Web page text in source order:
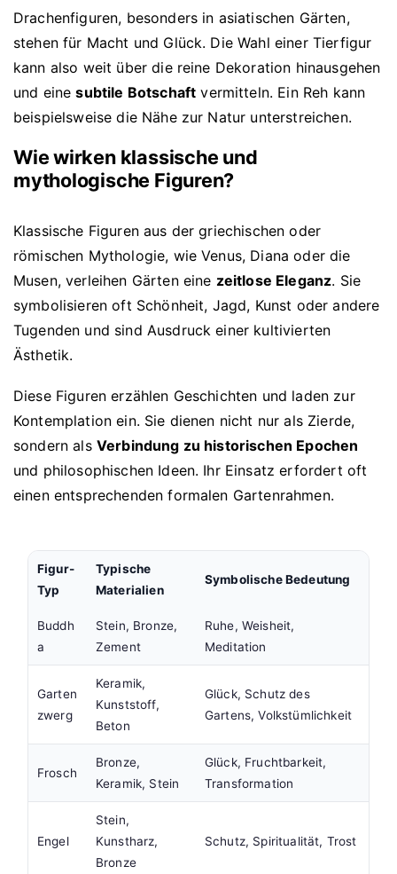
Drachenfiguren, besonders in asiatischen Gärten,
stehen für Macht und Glück. Die Wahl einer Tierfigur
kann also weit über die reine Dekoration hinausgehen
und einesubtile Botschaft vermitteln. Ein Reh kann
beispielsweise die Nähe zur Natur unterstreichen.
Wie wirken klassische und
mythologische Figuren?
Klassische Figuren aus der griechischen oder
römischen Mythologie, wie Venus, Diana oder die
Musen, verleihen Gärten eine zeitlose Eleganz. Sie
symbolisieren oft Schönheit, Jagd, Kunst oder andere
Tugenden und sind Ausdruck einer kultivierten
Ästhetik.
Diese Figuren erzählen Geschichten und laden zur
Kontemplation ein. Sie dienen nicht nur als Zierde,
sondern als Verbindung zu historischen Epochen
und philosophischen Ideen. Ihr Einsatz erfordert oft
einen entsprechenden formalen Gartenrahmen.
Figur-
Typ
Typische
Materialien
Symbolische Bedeutung
Buddh
a
Stein, Bronze,
Zement
Ruhe, Weisheit,
Meditation
Garten
zwerg
Keramik,
Kunststoff,
Beton
Glück, Schutz des
Gartens, Volkstümlichkeit
Frosch
Bronze,
Keramik, Stein
Glück, Fruchtbarkeit,
Transformation
Engel
Stein,
Kunstharz,
Bronze
Schutz, Spiritualität, Trost